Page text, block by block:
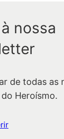
nossa
de todas as
Heroísmo.